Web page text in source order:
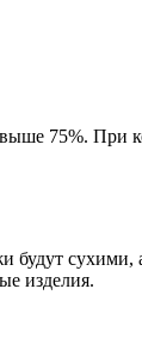
75%. При
изделия.